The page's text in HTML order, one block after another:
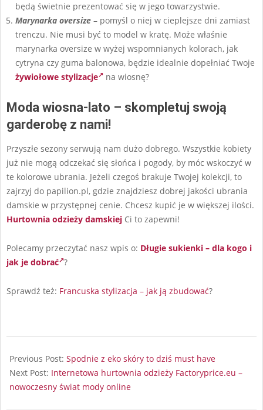
będą świetnie prezentować się w jego towarzystwie.
Marynarka oversize – pomyśl o niej w cieplejsze dni zamiast
trenczu. Nie musi być to model w kratę. Może właśnie
marynarka oversize w wyżej wspomnianych kolorach, jak
cytryna czy guma balonowa, będzie idealnie dopełniać Twoje
żywiołowe stylizacje
na wiosnę?
Moda wiosna-lato – skompletuj swoją
garderobę z nami!
Przyszłe sezony serwują nam dużo dobrego. Wszystkie kobiety
już nie mogą odczekać się słońca i pogody, by móc wskoczyć w
te kolorowe ubrania. Jeżeli czegoś brakuje Twojej kolekcji, to
zajrzyj do papilion.pl, gdzie znajdziesz dobrej jakości ubrania
damskie w przystępnej cenie. Chcesz kupić je w większej ilości.
Hurtownia odzieży damskiej Ci to zapewni!
Polecamy przeczytać nasz wpis o: Długie sukienki – dla kogo i
jak je dobrać ?
Sprawdź też: Francuska stylizacja – jak ją zbudować?
02-
08
Previous Post: Spodnie z eko skóry to dziś must have
Next Post: Internetowa hurtownia odzieży Factoryprice.eu –
nowoczesny świat mody online